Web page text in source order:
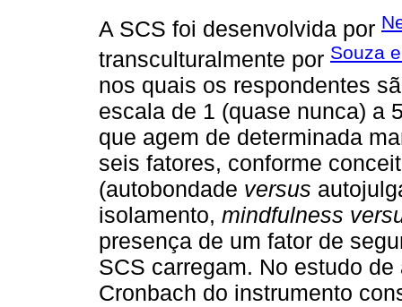
A SCS foi desenvolvida por
transculturalmente por Souza
nos quais os respondentes
escala de 1 (quase nunca) a
que agem de determinada
seis fatores, conforme
(autobondade versus
isolamento, mindfulness
presença de um fator de
SCS carregam. No estudo
Cronbach do instrumento